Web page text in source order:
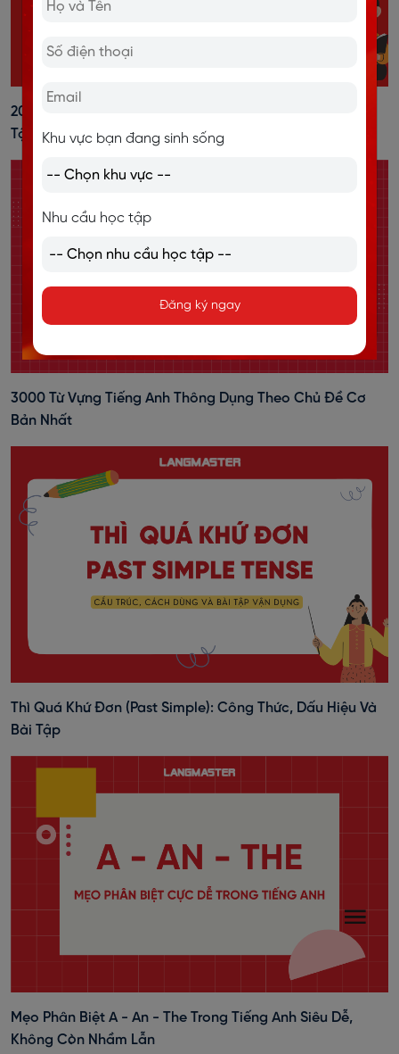
20+ Cách Đánh Trọng Âm Tiếng Anh Dễ Nhớ, Kèm Bài
Tập Vận Dụng
3000 Từ Vựng Tiếng Anh Thông Dụng Theo Chủ Đề Cơ
Bản Nhất
Thì Quá Khứ Đơn (past Simple): Công Thức, Dấu Hiệu Và
Bài Tập
Mẹo Phân Biệt A - An - The Trong Tiếng Anh Siêu Dễ,
Không Còn Nhầm Lẫn
Khu vực bạn đang sinh sống
Nhu cầu học tập
Đăng ký ngay